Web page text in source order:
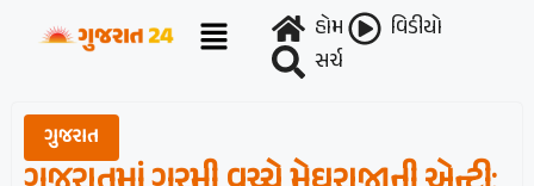
હોમ
વિડીયો
સર્ચ
ગુજરાત